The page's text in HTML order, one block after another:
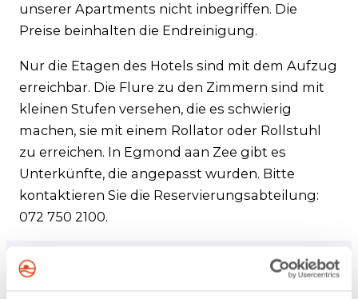
unserer Apartments nicht inbegriffen. Die
Preise beinhalten die Endreinigung.
Nur die Etagen des Hotels sind mit dem Aufzug
erreichbar. Die Flure zu den Zimmern sind mit
kleinen Stufen versehen, die es schwierig
machen, sie mit einem Rollator oder Rollstuhl
zu erreichen. In Egmond aan Zee gibt es
Unterkünfte, die angepasst wurden. Bitte
kontaktieren Sie die Reservierungsabteilung:
072 750 2100.
Direkt reservieren